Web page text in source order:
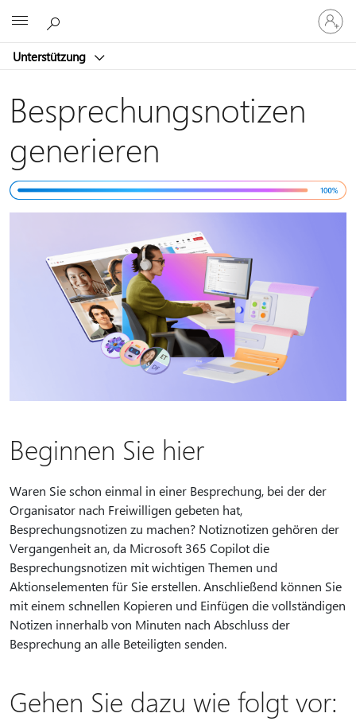
Unterstützung
Bei
Ihrem
Konto
Besprechungsnotizen
generieren
Beginnen Sie hier
Waren Sie schon einmal in einer Besprechung, bei der der
Organisator nach Freiwilligen gebeten hat,
Besprechungsnotizen zu machen? Notiznotizen gehören der
Vergangenheit an, da Microsoft 365 Copilot die
Besprechungsnotizen mit wichtigen Themen und
Aktionselementen für Sie erstellen. Anschließend können Sie
mit einem schnellen Kopieren und Einfügen die vollständigen
Notizen innerhalb von Minuten nach Abschluss der
Besprechung an alle Beteiligten senden.
Gehen Sie dazu wie folgt vor: